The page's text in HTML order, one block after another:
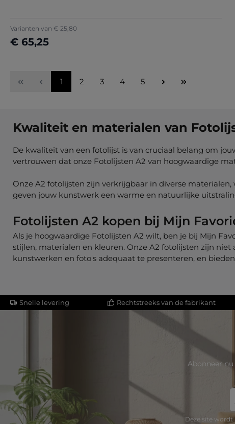
Varianten van € 25,80
€ 65,25
Nu configureren
Pagina
1 Pagina
2 Pagina
3 Pagina
4 Pagina
5
Kwaliteit en materialen van
De kwaliteit van een fotolijst is van cruciaal belang om
vertrouwen dat onze Fotolijsten A2 van hoogwaardige
Onze A2 fotolijsten zijn verkrijgbaar in diverse
geven jouw kunstwerk een warme en natuurlijke
Fotolijsten A2 kopen bij Mijn
Als je hoogwaardige Fotolijsten A2 wilt, ben je bij Mijn
stijlen, materialen en kleuren. Onze A2 fotolijsten zijn
kunstwerken en foto's adequaat te presenteren, en
Snelle levering Rechtstreeks van de fabrikant
Abonneer
*
Deze site wordt